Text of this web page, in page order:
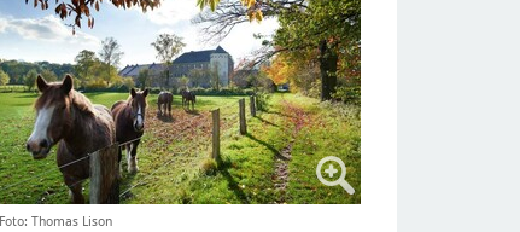
Foto: Thomas Lison